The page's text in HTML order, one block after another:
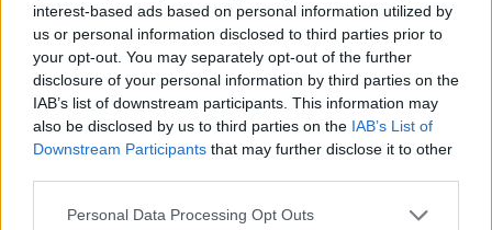
interest-based ads based on personal information utilized by
us or personal information disclosed to third parties prior to
your opt-out. You may separately opt-out of the further
disclosure of your personal information by third parties on the
IAB’s list of downstream participants. This information may
also be disclosed by us to third parties on the IAB’s List of
Downstream Participants that may further disclose it to other
Personal Data Processing Opt Outs
Ανδρεάκος: «Δεν με ενδιαφέρει το πολιτικό
κόστος αλλά να υπάρχει νερό σήμερα, αύριο
και στο μέλλον»
08/08/2026 08:38